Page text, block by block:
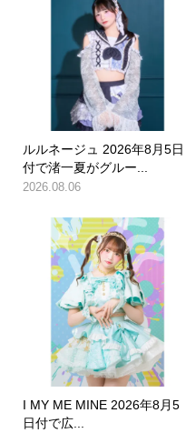
ルルネージュ 2026年8月5日
付で渚一夏がグルー...
2026.08.06
I MY ME MINE 2026年8月5
日付で広...